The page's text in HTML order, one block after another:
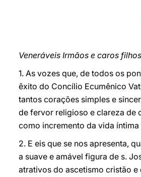
Veneráveis Irmãos e caros filhos
1. As vozes que, de todos os
êxito do Concílio Ecumênico
tantos corações simples e
de fervor religioso e clareza de
como incremento da vida
2. E eis que se nos apresenta,
a suave e amável figura de s.
atrativos do ascetismo cristão e